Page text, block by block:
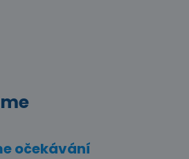
očekávání